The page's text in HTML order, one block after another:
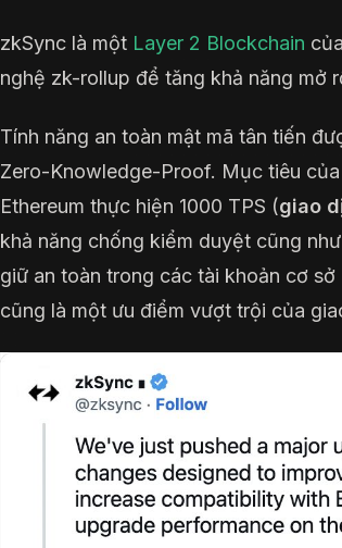
zkSync là một Layer 2 Blockchain
nghệ zk-rollup để tăng khả năng mở
Tính năng an toàn mật mã tân tiến
Zero-Knowledge-Proof. Mục tiêu
Ethereum thực hiện 1000 TPS (giao
khả năng chống kiểm duyệt cũng
giữ an toàn trong các tài khoản cơ
cũng là một ưu điểm vượt trội của